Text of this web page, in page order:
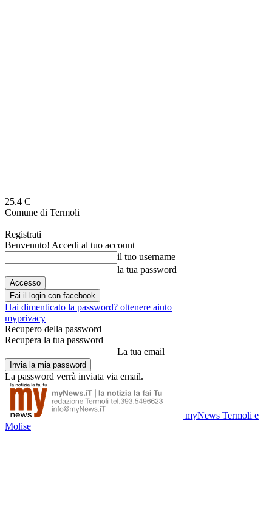
25.4 C
Comune di Termoli
Registrati
Benvenuto! Accedi al tuo account
il tuo username
la tua password
Fai il login con facebook
Hai dimenticato la password? ottenere aiuto
myprivacy
Recupero della password
Recupera la tua password
La tua email
La password verrà inviata via email.
myNews Termoli e
Molise